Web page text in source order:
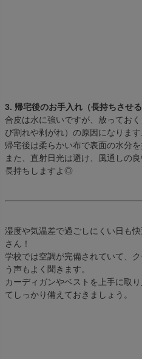
3. 帰宅後のお手入れ（長持ちさせる
合皮は水に強いですが、放ってお
び割れや剥がれ）の原因になります
帰宅後は柔らかい布で表面の水分を
また、直射日光は避け、風通しの
長持ちしますよ◎
湿度や気温差で過ごしにくい日も
さん！
学校では空調が完備されていて、
う声もよく聞きます。
カーディガンやベストを上手に取
てしっかり備えておきましょう。